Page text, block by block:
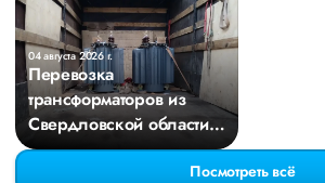
04 августа 2026 г.
Перевозка
трансформаторов из
Свердловской области в
Киров
Посмотреть всё